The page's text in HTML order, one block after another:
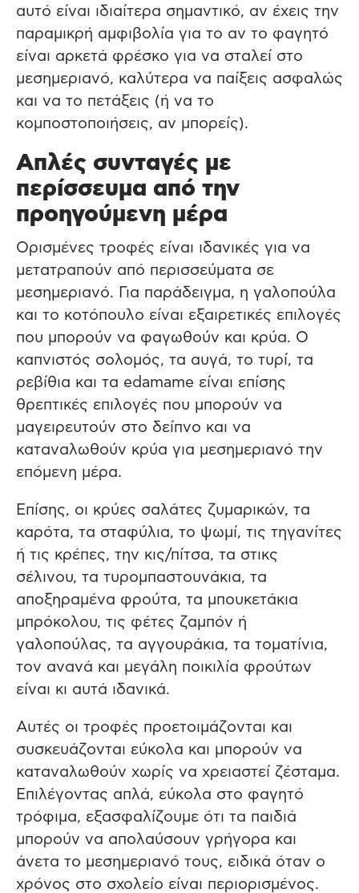
αυτό είναι ιδιαίτερα σημαντικό, αν έχεις την
παραμικρή αμφιβολία για το αν το φαγητό
είναι αρκετά φρέσκο για να σταλεί στο
μεσημεριανό, καλύτερα να παίξεις ασφαλώς
και να το πετάξεις (ή να το
κομποστοποιήσεις, αν μπορείς).
Απλές συνταγές με
περίσσευμα από την
προηγούμενη μέρα
Ορισμένες τροφές είναι ιδανικές για να
μετατραπούν από περισσεύματα σε
μεσημεριανό. Για παράδειγμα, η γαλοπούλα
και το κοτόπουλο είναι εξαιρετικές επιλογές
που μπορούν να φαγωθούν και κρύα. Ο
καπνιστός σολομός, τα αυγά, το τυρί, τα
ρεβίθια και τα edamame είναι επίσης
θρεπτικές επιλογές που μπορούν να
μαγειρευτούν στο δείπνο και να
καταναλωθούν κρύα για μεσημεριανό την
επόμενη μέρα.
Επίσης, οι κρύες σαλάτες ζυμαρικών, τα
καρότα, τα σταφύλια, το ψωμί, τις τηγανίτες
ή τις κρέπες, την κις/πίτσα, τα στικς
σέλινου, τα τυρομπαστουνάκια, τα
αποξηραμένα φρούτα, τα μπουκετάκια
μπρόκολου, τις φέτες ζαμπόν ή
γαλοπούλας, τα αγγουράκια, τα τοματίνια,
τον ανανά και μεγάλη ποικιλία φρούτων
είναι κι αυτά ιδανικά.
Αυτές οι τροφές προετοιμάζονται και
συσκευάζονται εύκολα και μπορούν να
καταναλωθούν χωρίς να χρειαστεί ζέσταμα.
Επιλέγοντας απλά, εύκολα στο φαγητό
τρόφιμα, εξασφαλίζουμε ότι τα παιδιά
μπορούν να απολαύσουν γρήγορα και
άνετα το μεσημεριανό τους, ειδικά όταν ο
χρόνος στο σχολείο είναι περιορισμένος.